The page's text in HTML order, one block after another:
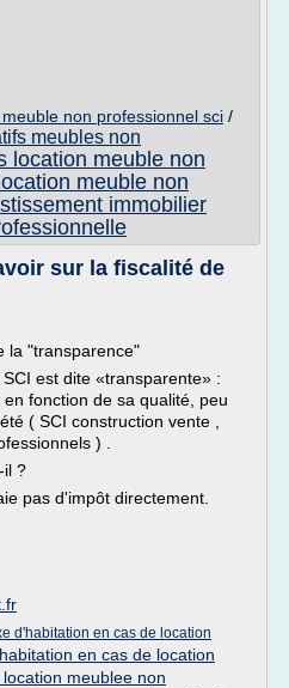
non professionnel sci /
meubles non
location meuble non
meuble non
immobilier
sur la fiscalité de
la "transparence"
est dite «transparente» :
fonction de sa qualité, peu
( SCI construction vente ,
) .
il ?
pas d'impôt directement.
d'habitation en cas de location
en cas de location
meublee non